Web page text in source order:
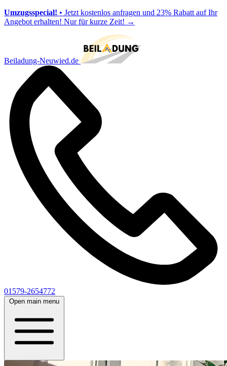
Umzugsspecial! • Jetzt kostenlos anfragen und 23% Rabatt auf Ihr
Angebot erhalten! Nur für kurze Zeit! →
Beiladung-Neuwied.de
01579-2654772
Open main menu